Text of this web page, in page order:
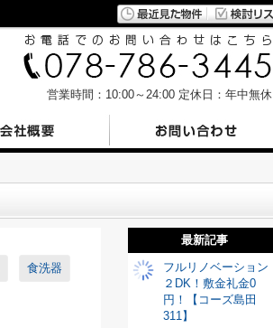
営業時間：10:00～24:00 定休日：年中無休
食洗器
最新記事
フルリノベーション
２DK！敷金礼金0
円！【コーズ島田
311】